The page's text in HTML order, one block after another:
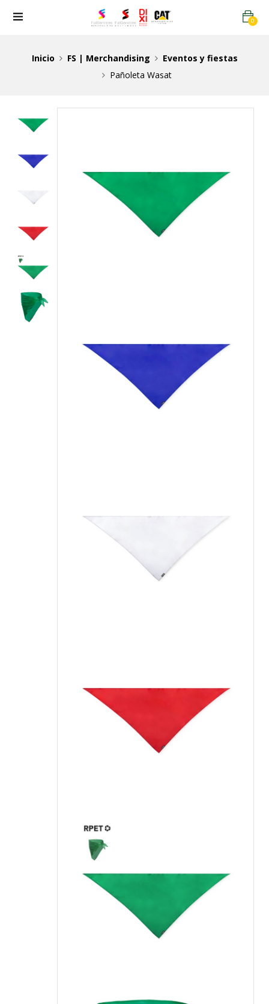
0
Inicio FS | Merchandising
Eventos y fiestas
Pañoleta Wasat